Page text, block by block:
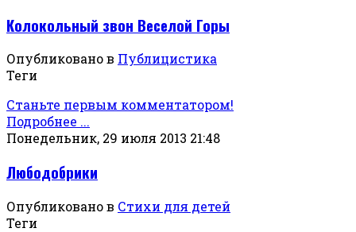
Колокольный звон Веселой Горы
Опубликовано в Публицистика
Теги
Станьте первым комментатором!
Подробнее ...
Понедельник, 29 июля 2013 21:48
Любодобрики
Опубликовано в Стихи для детей
Теги